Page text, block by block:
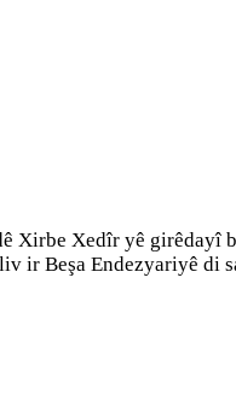
Xedîr yê girêdayî
ir Beşa Endezyariyê di